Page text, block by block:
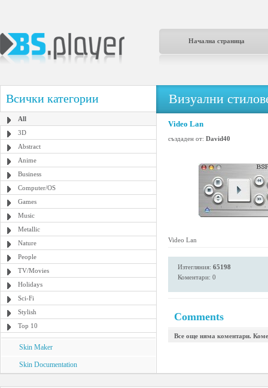
Начална страница
Всички категории
All
3D
Abstract
Anime
Business
Computer/OS
Games
Music
Metallic
Nature
People
TV/Movies
Holidays
Sci-Fi
Stylish
Top 10
Skin Maker
Skin Documentation
Визуални
Video Lan
създаден от: David40
Video Lan
Изтегляния: 65198
Коментари: 0
Comments
Все още няма коментари.